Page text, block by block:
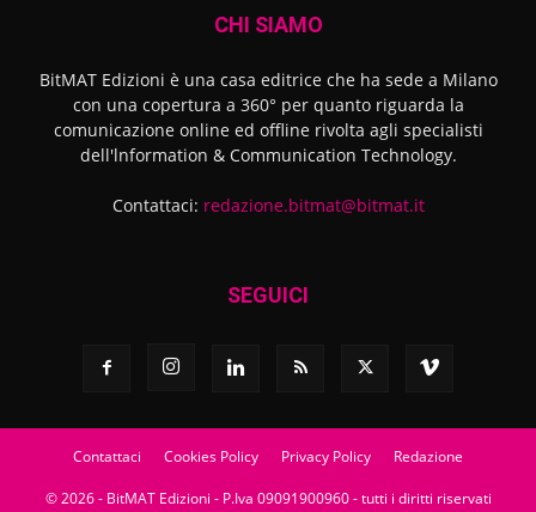
CHI SIAMO
BitMAT Edizioni è una casa editrice che ha sede a Milano
con una copertura a 360° per quanto riguarda la
comunicazione online ed offline rivolta agli specialisti
dell'lnformation & Communication Technology.
Contattaci: redazione.bitmat@bitmat.it
SEGUICI
Contattaci Cookies Policy Privacy Policy Redazione
© 2026 - BitMAT Edizioni - P.Iva 09091900960 - tutti i diritti riservati